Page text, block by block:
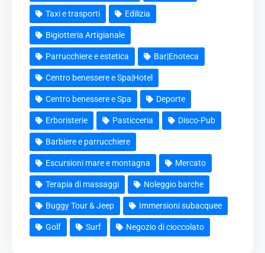
Taxi e trasporti Edilizia
Bigiotteria Artigianale
Parrucchiere e estetica Bar|Enoteca
Centro benessere e Spa|Hotel
Centro benessere e Spa Deporte
Erboristerie Pasticceria Disco-Pub
Barbiere e parrucchiere
Escursioni mare e montagna Mercato
Terapia di massaggi Noleggio barche
Buggy Tour & Jeep Immersioni subacquee
Golf Surf Negozio di cioccolato